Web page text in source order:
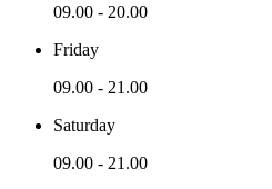
09.00 - 20.00
Friday
09.00 - 21.00
Saturday
09.00 - 21.00